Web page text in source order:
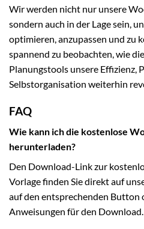
Wir werden nicht nur unsere
sondern auch in der Lage sein,
optimieren, anzupassen und zu
spannend zu beobachten, wie
Planungstools unsere Effizienz,
Selbstorganisation weiterhin
FAQ
Wie kann ich die kostenlose
herunterladen?
Den Download-Link zur
Vorlage finden Sie direkt auf
auf den entsprechenden Button
Anweisungen für den Download.